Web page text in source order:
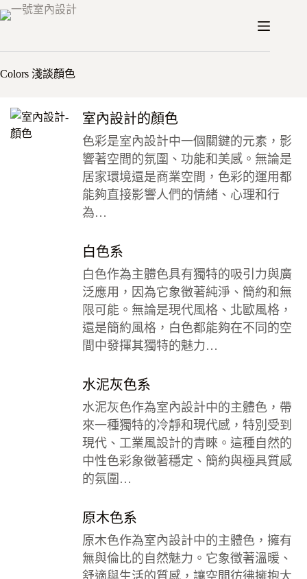
跳
內
Colors 淺談顏色
室內設計的顏色
色彩是室內設計中一個關鍵的元素，影
響著空間的氛圍、功能和美感。無論是
居家環境還是商業空間，色彩的運用都
能夠直接影響人們的情緒、心理和行
為…
白色系
白色作為主體色具有獨特的吸引力與廣
泛應用，因為它象徵著純淨、簡約和無
限可能。無論是現代風格、北歐風格，
還是簡約風格，白色都能夠在不同的空
間中發揮其獨特的魅力…
水泥灰色系
水泥灰色作為室內設計中的主體色，帶
來一種獨特的冷靜和現代感，特別受到
現代、工業風設計的青睞。這種自然的
中性色彩象徵著穩定、簡約與極具質感
的氛圍…
原木色系
原木色作為室內設計中的主體色，擁有
無與倫比的自然魅力。它象徵著溫暖、
舒適與生活的質感，讓空間彷彿擁抱大